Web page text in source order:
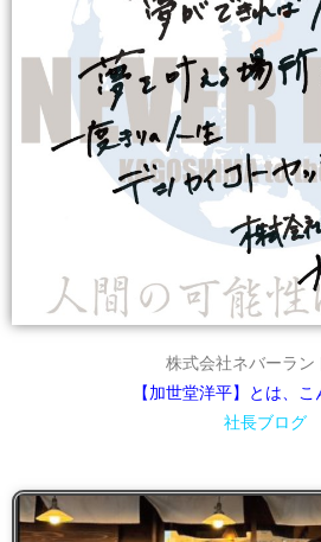
株式会社ネバーラン
【加世堂洋平】とは、こ
社長ブログ